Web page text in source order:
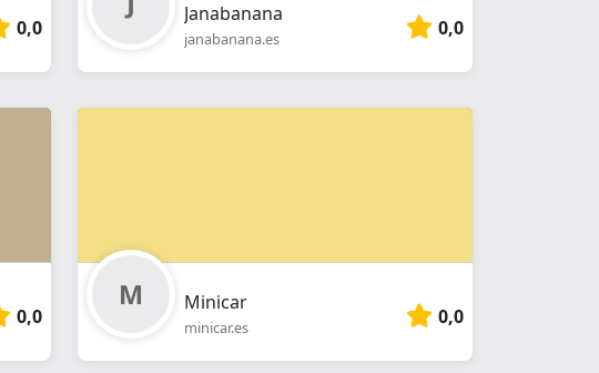
0,0
Janabanana
janabanana.es 0,0
0,0
Minicar
minicar.es 0,0